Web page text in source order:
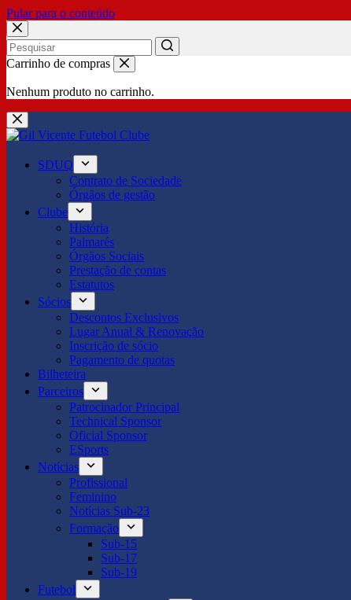
Pular para o conteúdo
No
Carrinho de compras
Nenhum produto no carrinho.
SDUQ
Contrato de Sociedade
Órgãos de gestão
Clube
História
Palmarés
Órgãos Sociais
Prestação de contas
Estatutos
Sócios
Descontos Exclusivos
Lugar Anual & Renovação
Inscrição de sócio
Pagamento de quotas
Bilheteira
Parceiros
Patrocinador Principal
Technical Sponsor
Oficial Sponsor
ESports
Notícias
Profissional
Feminino
Notícias Sub-23
Formação
Sub-15
Sub-17
Sub-19
Futebol